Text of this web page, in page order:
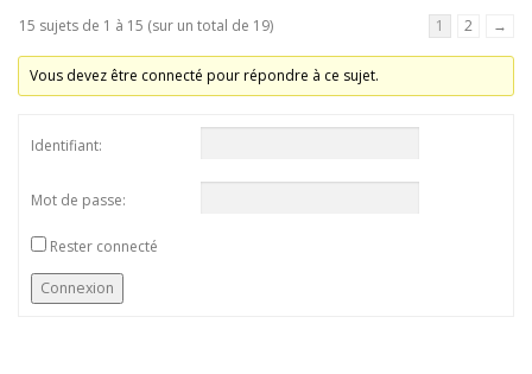
15 sujets de 1 à 15 (sur un total de 19) 1 2 →
Vous devez être connecté pour répondre à ce sujet.
Identifiant:
Mot de passe:
Rester connecté
Connexion